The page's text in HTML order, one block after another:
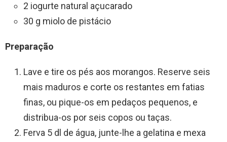
2 iogurte natural açucarado
30 g miolo de pistácio
Preparação
Lave e tire os pés aos morangos. Reserve seis
mais maduros e corte os restantes em fatias
finas, ou pique-os em pedaços pequenos, e
distribua-os por seis copos ou taças.
Ferva 5 dl de água, junte-lhe a gelatina e mexa